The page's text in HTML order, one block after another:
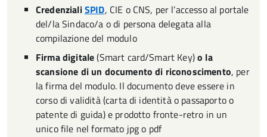
CredenzialiSPID, CIE o CNS, per l’accesso al portale
del/la Sindaco/a o di persona delegata alla
compilazione del modulo
Firma digitale(Smart card/Smart Key)o la
scansione di un documento di riconoscimento, per
la firma del modulo. Il documento deve essere in
corso di validità (carta di identità o passaporto o
patente di guida) e prodotto fronte-retro in un
unico file nel formato jpg o pdf